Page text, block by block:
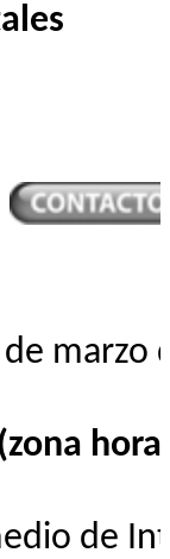
marzo
(zona
de